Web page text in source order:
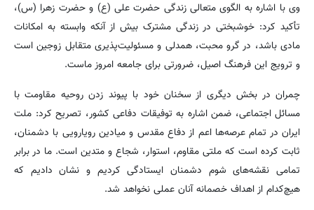
وی با اشاره به الگوی متعالی زندگی حضرت علی (ع) و حضرت زهرا (س)،
تأکید کرد: خوشبختی در زندگی مشترک بیش از آنکه وابسته به امکانات
مادی باشد، در گرو محبت، همدلی و مسئولیت‌پذیری متقابل زوجین است
و ترویج این فرهنگ اصیل، ضرورتی برای جامعه امروز ماست.
چمران در بخش دیگری از سخنان خود با پیوند زدن روحیه مقاومت با
مسائل اجتماعی، ضمن اشاره به توفیقات دفاعی کشور، تصریح کرد: ملت
ایران در تمام عرصه‌ها اعم از دفاع مقدس و میادین رویارویی با دشمنان،
ثابت کرده است که ملتی مقاوم، استوار، شجاع و متدین است. ما در برابر
تمامی نقشه‌های شوم دشمنان ایستادگی کردیم و نشان دادیم که
هیچ‌کدام از اهداف خصمانه آنان عملی نخواهد شد.